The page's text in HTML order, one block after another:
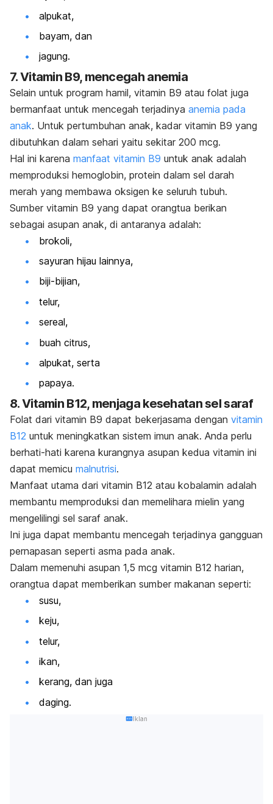
alpukat,
bayam, dan
jagung.
7. Vitamin B9, mencegah anemia
Selain untuk program hamil, vitamin B9 atau folat juga
bermanfaat untuk mencegah terjadinya anemia pada
anak. Untuk pertumbuhan anak, kadar vitamin B9 yang
dibutuhkan dalam sehari yaitu sekitar 200 mcg.
Hal ini karena manfaat vitamin B9 untuk anak adalah
memproduksi hemoglobin, protein dalam sel darah
merah yang membawa oksigen ke seluruh tubuh.
Sumber vitamin B9 yang dapat orangtua berikan
sebagai asupan anak, di antaranya adalah:
brokoli,
sayuran hijau lainnya,
biji-bijian,
telur,
sereal,
buah citrus,
alpukat, serta
papaya.
8. Vitamin B12, menjaga kesehatan sel saraf
Folat dari vitamin B9 dapat bekerjasama dengan vitamin
B12 untuk meningkatkan sistem imun anak. Anda perlu
berhati-hati karena kurangnya asupan kedua vitamin ini
dapat memicu malnutrisi.
Manfaat utama dari vitamin B12 atau kobalamin adalah
membantu memproduksi dan memelihara mielin yang
mengelilingi sel saraf anak.
Ini juga dapat membantu mencegah terjadinya gangguan
pernapasan seperti asma pada anak.
Dalam memenuhi asupan 1,5 mcg vitamin B12 harian,
orangtua dapat memberikan sumber makanan seperti:
susu,
keju,
telur,
ikan,
kerang, dan juga
daging.
Iklan